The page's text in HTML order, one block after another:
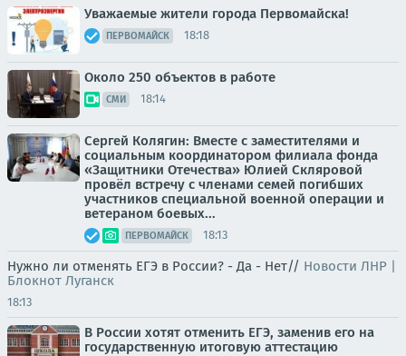
Уважаемые жители города Первомайска!
ПЕРВОМАЙСК 18:18
Около 250 объектов в работе
СМИ 18:14
Сергей Колягин: Вместе с заместителями и
социальным координатором филиала фонда
«Защитники Отечества» Юлией Скляровой
провёл встречу с членами семей погибших
участников специальной военной операции и
ветераном боевых...
ПЕРВОМАЙСК 18:13
Нужно ли отменять ЕГЭ в России? - Да - Нет// Новости ЛНР |
Блокнот Луганск
18:13
В России хотят отменить ЕГЭ, заменив его на
государственную итоговую аттестацию